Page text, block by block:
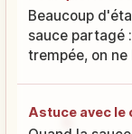
Beaucoup
sauce partagé
trempée, on ne
Astuce avec le